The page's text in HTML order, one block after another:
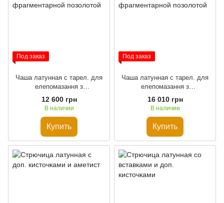
Под заказ
Чаша латунная с тарел. для
елепомазання з
фрагментарной позолотой
12 600 грн
В наличии
Купить
Под заказ
Чаша латунная с тарел. для
елепомазання з
фрагментарной позолотой
16 010 грн
В наличии
Купить